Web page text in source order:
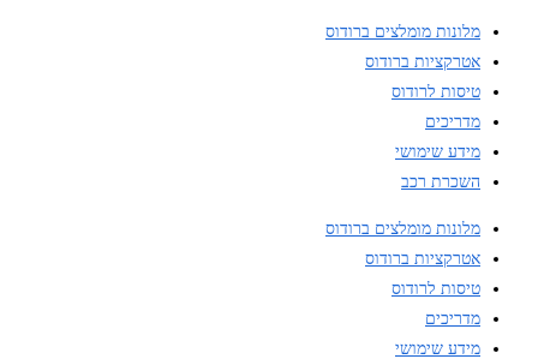
מלונות מומלצים ברודוס
אטרקציות ברודוס
טיסות לרודוס
מדריכים
מידע שימושי
השכרת רכב
מלונות מומלצים ברודוס
אטרקציות ברודוס
טיסות לרודוס
מדריכים
מידע שימושי